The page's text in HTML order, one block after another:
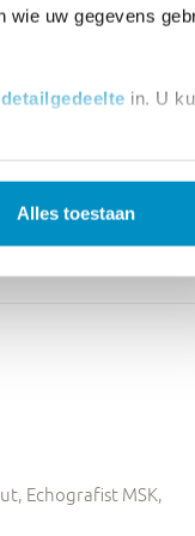
wie uw gegevens
detailgedeelte in. U
te bieden en om
partners voor social
Alles toestaan
schriftelijk.
het totale
de eerste
annulering
Echografist MSK,